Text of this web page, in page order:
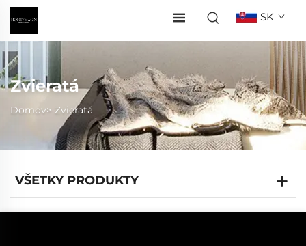
SK
Zvieratá
Domov> Zvieratá
VŠETKY PRODUKTY